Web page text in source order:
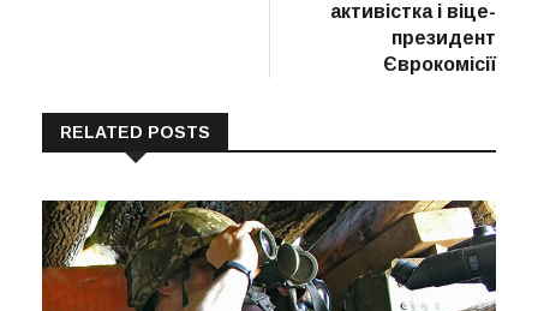
активістка і віце-
президент
Єврокомісії
RELATED POSTS